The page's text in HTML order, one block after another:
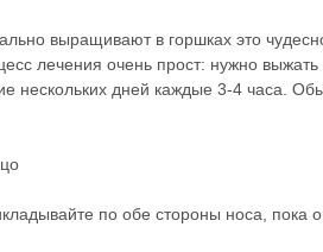
выращивают в горшках это
лечения очень прост: нужно выжать
нескольких дней каждые 3-4 часа.
по обе стороны носа, пока